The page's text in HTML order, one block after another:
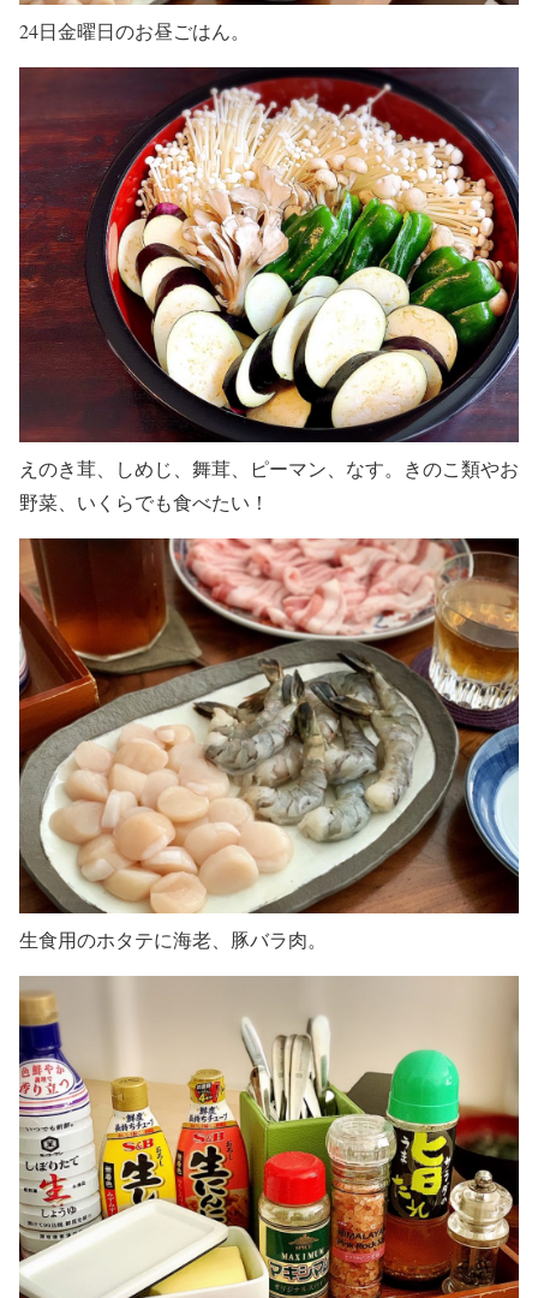
24日金曜日のお昼ごはん。
えのき茸、しめじ、舞茸、ピーマン、なす。きのこ類やお
野菜、いくらでも食べたい！
生食用のホタテに海老、豚バラ肉。